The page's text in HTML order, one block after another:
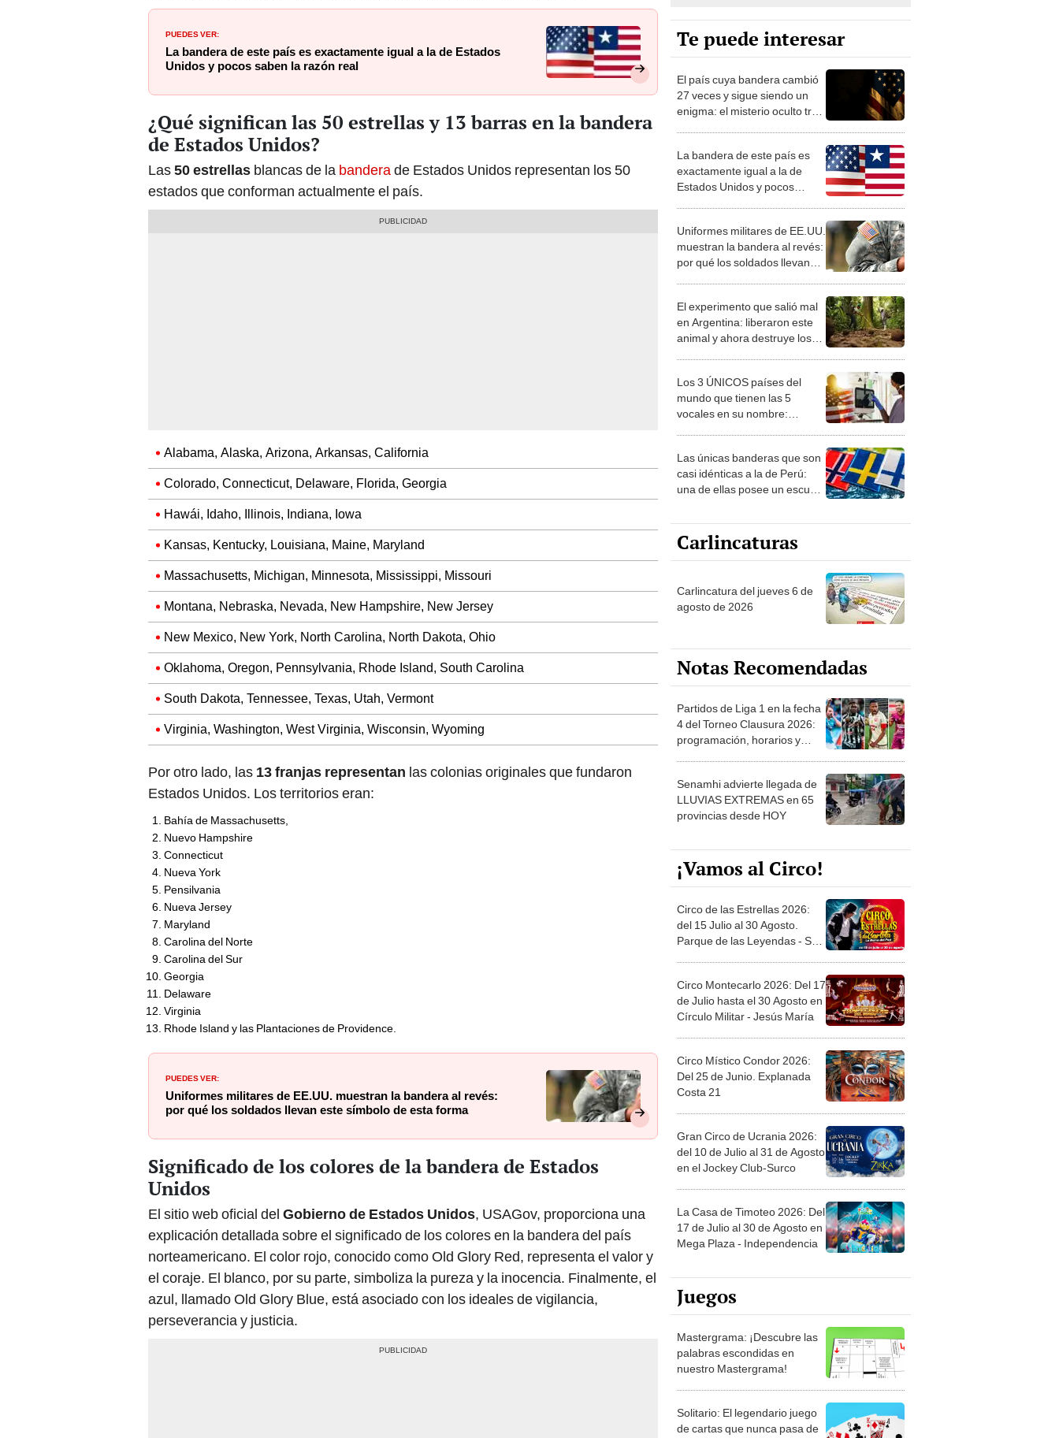
PUEDES VER:
La bandera de este país es exactamente igual a la de Estados
Unidos y pocos saben la razón real
¿Qué significan las 50 estrellas y 13 barras en la bandera
de Estados Unidos?
Las50 estrellas blancas de la banderade Estados Unidos representan los 50
estados que conforman actualmente el país.
Alabama, Alaska, Arizona, Arkansas, California
Colorado, Connecticut, Delaware, Florida, Georgia
Hawái, Idaho, Illinois, Indiana, Iowa
Kansas, Kentucky, Louisiana, Maine, Maryland
Massachusetts, Michigan, Minnesota, Mississippi, Missouri
Montana, Nebraska, Nevada, New Hampshire, New Jersey
New Mexico, New York, North Carolina, North Dakota, Ohio
Oklahoma, Oregon, Pennsylvania, Rhode Island, South Carolina
South Dakota, Tennessee, Texas, Utah, Vermont
Virginia, Washington, West Virginia, Wisconsin, Wyoming
Por otro lado, las 13 franjas representan las colonias originales que fundaron
Estados Unidos. Los territorios eran:
Bahía de Massachusetts,
Nuevo Hampshire
Connecticut
Nueva York
Pensilvania
Nueva Jersey
Maryland
Carolina del Norte
Carolina del Sur
Georgia
Delaware
Virginia
Rhode Island y las Plantaciones de Providence.
PUEDES VER:
Uniformes militares de EE.UU. muestran la bandera al revés:
por qué los soldados llevan este símbolo de esta forma
Significado de los colores de la bandera de Estados
Unidos
El sitio web oficial del Gobierno de Estados Unidos, USAGov, proporciona una
explicación detallada sobre el significado de los colores en la bandera del país
norteamericano. El color rojo, conocido como Old Glory Red, representa el valor y
el coraje. El blanco, por su parte, simboliza la pureza y la inocencia. Finalmente, el
azul, llamado Old Glory Blue, está asociado con los ideales de vigilancia,
perseverancia y justicia.
Te puede interesar
El país cuya bandera cambió
27 veces y sigue siendo un
enigma: el misterio oculto tras
La bandera de este país es
exactamente igual a la de
Estados Unidos y pocos
Uniformes militares de EE.UU.
muestran la bandera al revés:
por qué los soldados llevan
El experimento que salió mal
en Argentina: liberaron este
animal y ahora destruye los
Los 3 ÚNICOS países del
mundo que tienen las 5
vocales en su nombre:
Las únicas banderas que son
casi idénticas a la de Perú:
una de ellas posee un escudo
Carlincaturas
Carlincatura del jueves 6 de
agosto de 2026
Notas Recomendadas
Partidos de Liga 1 en la fecha
4 del Torneo Clausura 2026:
programación, horarios y
Senamhi advierte llegada de
LLUVIAS EXTREMAS en 65
provincias desde HOY
¡Vamos al Circo!
Circo de las Estrellas 2026:
del 15 Julio al 30 Agosto.
Parque de las Leyendas - San
Circo Montecarlo 2026: Del 17
de Julio hasta el 30 Agosto en
Círculo Militar - Jesús María
Circo Místico Condor 2026:
Del 25 de Junio. Explanada
Costa 21
Gran Circo de Ucrania 2026:
del 10 de Julio al 31 de Agosto
en el Jockey Club-Surco
La Casa de Timoteo 2026: Del
17 de Julio al 30 de Agosto en
Mega Plaza - Independencia
Juegos
Mastergrama: ¡Descubre las
palabras escondidas en
nuestro Mastergrama!
Solitario: El legendario juego
de cartas que nunca pasa de